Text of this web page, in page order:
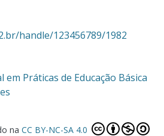
handle/123456789/1982
Práticas de Educação Básica
na CC BY-NC-SA 4.0